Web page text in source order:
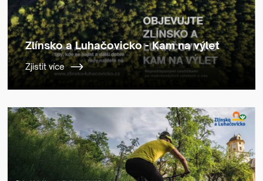
Zlínsko a Luhačovicko - Kam na výlet
Zjistit více